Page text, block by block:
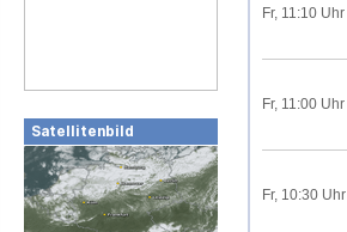
Satellitenbild
Fr, 11:10 Uhr
Fr, 11:00 Uhr
Fr, 10:30 Uhr